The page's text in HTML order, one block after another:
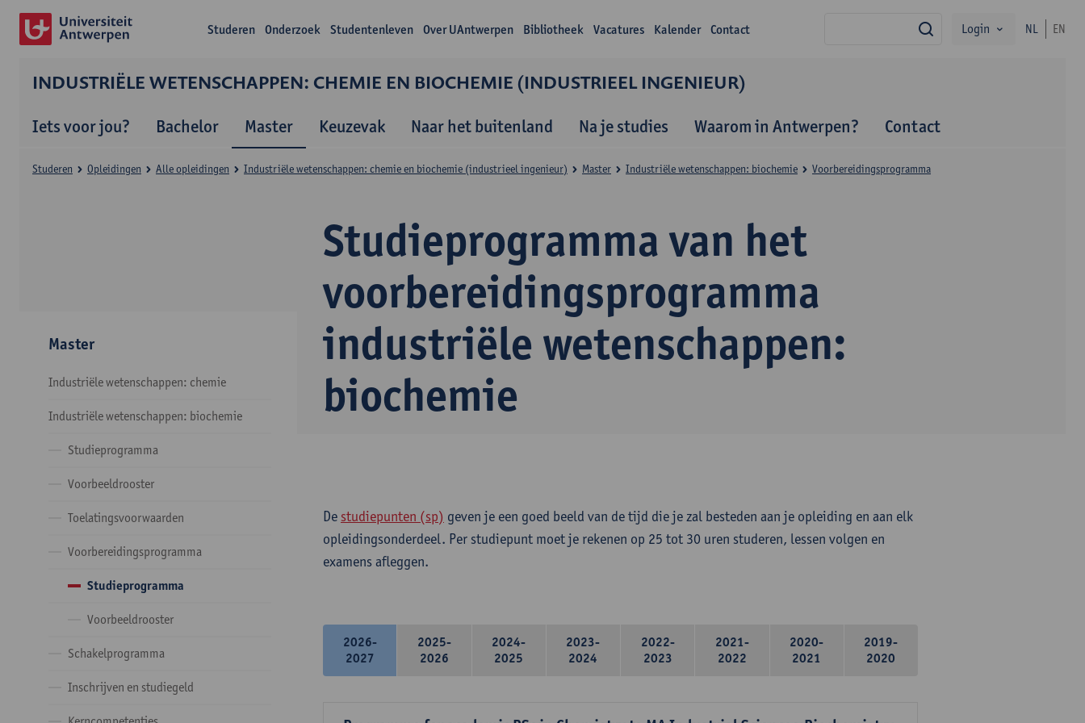
Studeren Onderzoek Studentenleven Over UAntwerpen Bibliotheek Vacatures Kalender Contact zoekLogin NL EN
INDUSTRIËLE WETENSCHAPPEN: CHEMIE EN BIOCHEMIE (INDUSTRIEEL INGENIEUR)
Iets voor jou? Bachelor Master Keuzevak Naar het buitenland Na je studies Waarom in Antwerpen? Contact
Studieprogramma van het
voorbereidingsprogramma
industriële wetenschappen:
biochemie
Studeren Opleidingen Alle opleidingen Industriële wetenschappen: chemie en biochemie (industrieel ingenieur) Master Industriële wetenschappen: biochemie Voorbereidingsprogramma
Master
Industriële wetenschappen: chemie
Industriële wetenschappen: biochemie
Studieprogramma
Voorbeeldrooster
Toelatingsvoorwaarden
Voorbereidingsprogramma
Studieprogramma
Voorbeeldrooster
Schakelprogramma
Inschrijven en studiegeld
De studiepunten (sp) geven je een goed beeld van de tijd die je zal besteden aan je opleiding en aan elk
opleidingsonderdeel. Per studiepunt moet je rekenen op 25 tot 30 uren studeren, lessen volgen en
examens afleggen.
2026-
2027
2025-
2026
2024-
2025
2023-
2024
2022-
2023
2021-
2022
2020-
2021
2019-
2020